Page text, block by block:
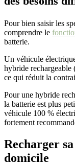
Pour bien saisir les
comprendre le
batterie.
Un véhicule
hybride rechargeable
ce qui réduit la
Pour une hybride
la batterie est plus
véhicule 100 %
fortement
Recharger
domicile